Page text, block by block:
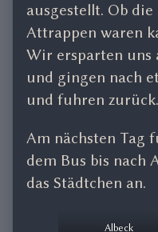
ausgestellt. Ob
Attrappen waren
Wir ersparten uns
und gingen nach
und fuhren zurück.
Am nächsten Tag
dem Bus bis nach
das Städtchen an.
Albeck